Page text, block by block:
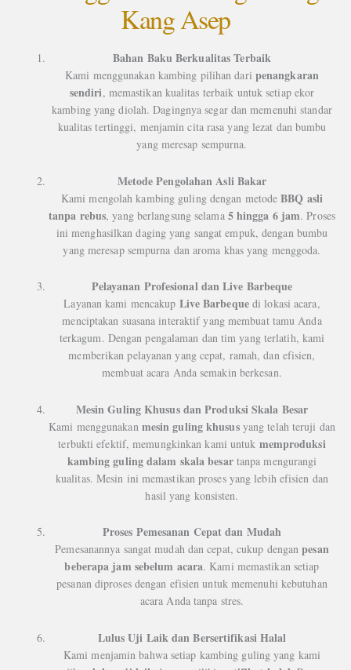
Kang Asep
Bahan Baku Berkualitas Terbaik
Kami menggunakan kambing pilihan dari penangkaran
sendiri, memastikan kualitas terbaik untuk setiap ekor
kambing yang diolah. Dagingnya segar dan memenuhi standar
kualitas tertinggi, menjamin cita rasa yang lezat dan bumbu
yang meresap sempurna.
Metode Pengolahan Asli Bakar
Kami mengolah kambing guling dengan metodeBBQ asli
tanpa rebus, yang berlangsung selama 5 hingga 6 jam. Proses
ini menghasilkan daging yang sangat empuk, dengan bumbu
yang meresap sempurna dan aroma khas yang menggoda.
Pelayanan Profesional dan Live Barbeque
Layanan kami mencakup Live Barbequedi lokasi acara,
menciptakan suasana interaktif yang membuat tamu Anda
terkagum. Dengan pengalaman dan tim yang terlatih, kami
memberikan pelayanan yang cepat, ramah, dan efisien,
membuat acara Anda semakin berkesan.
Mesin Guling Khusus dan Produksi Skala Besar
Kami menggunakan mesin guling khususyang telah teruji dan
terbukti efektif, memungkinkan kami untuk memproduksi
kambing guling dalam skala besartanpa mengurangi
kualitas. Mesin ini memastikan proses yang lebih efisien dan
hasil yang konsisten.
Proses Pemesanan Cepat dan Mudah
Pemesanannya sangat mudah dan cepat, cukup denganpesan
beberapa jam sebelum acara. Kami memastikan setiap
pesanan diproses dengan efisien untuk memenuhi kebutuhan
acara Anda tanpa stres.
Lulus Uji Laik dan Bersertifikasi Halal
Kami menjamin bahwa setiap kambing guling yang kami